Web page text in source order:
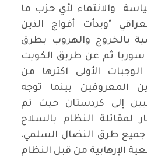
والانتماء لأي حزب ما
"وبدأت أفواج الذين
بالخروج والهروب بطرق
ثم عن طريق الكويت
الأولى اكثرها من
المعروفين بينما توجه
إلى كردستان حيث تم
لمقاتلة النظام بالسلاح
طرق النضال السلمي،
الإرهابية من قبل النظام